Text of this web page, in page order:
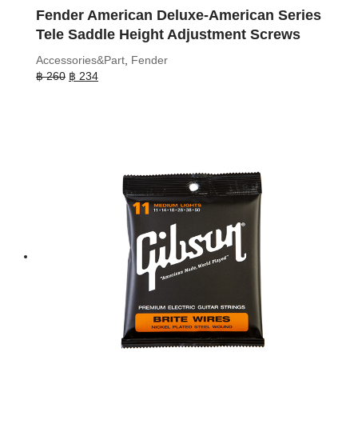
Fender American Deluxe-American Series
Tele Saddle Height Adjustment Screws
Accessories&Part Fender
฿260 Original
฿ 234Current